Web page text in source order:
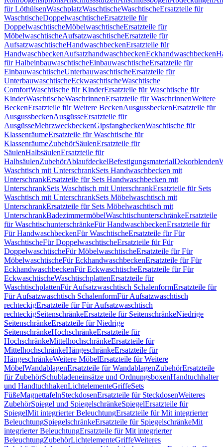
für LöthülsenWaschplatzWaschtischeWaschtischeErsatzteile für
WaschtischeDoppelwaschtischeErsatzteile für
DoppelwaschtischeMöbelwaschtischeErsatzteile für
MöbelwaschtischeAufsatzwaschtischeErsatzteile für
AufsatzwaschtischeHandwaschbeckenErsatzteile für
HandwaschbeckenAufsatzhandwaschbeckenEckhandwaschbecken
für HalbeinbauwaschtischeEinbauwaschtischeErsatzteile für
EinbauwaschtischeUnterbauwaschtischeErsatzteile für
UnterbauwaschtischeEckwaschtischeWaschtische
ComfortWaschtische für KinderErsatzteile für Waschtische für
KinderWaschtischeWaschrinnenErsatzteile für WaschrinnenWeitere
BeckenErsatzteile für Weitere BeckenAusgussbeckenErsatzteile für
AusgussbeckenAusgüsseErsatzteile für
AusgüsseMehrzweckbeckenGipsfangbeckenWaschtische für
KlassenräumeErsatzteile für Waschtische für
KlassenräumeZubehörSäulenErsatzteile für
SäulenHalbsäulenErsatzteile für
HalbsäulenZubehörAblaufdeckelBefestigungsmaterialDekorblenden
Waschtisch mit UnterschrankSets Handwaschbecken mit
UnterschrankErsatzteile für Sets Handwaschbecken mit
UnterschrankSets Waschtisch mit UnterschrankErsatzteile für Sets
Waschtisch mit UnterschrankSets Möbelwaschtisch mit
UnterschrankErsatzteile für Sets Möbelwaschtisch mit
UnterschrankBadezimmermöbelWaschtischunterschränkeErsatzteile
für WaschtischunterschränkeFür HandwaschbeckenErsatzteile für
Für HandwaschbeckenFür WaschtischeErsatzteile für Für
WaschtischeFür DoppelwaschtischeErsatzteile für Für
DoppelwaschtischeFür MöbelwaschtischeErsatzteile für Für
MöbelwaschtischeFür EckhandwaschbeckenErsatzteile für Für
EckhandwaschbeckenFür EckwaschtischeErsatzteile für Für
EckwaschtischeWaschtischplattenErsatzteile für
WaschtischplattenFür Aufsatzwaschtisch SchalenformErsatzteile für
Für Aufsatzwaschtisch SchalenformFür Aufsatzwaschtisch
rechteckigErsatzteile für Für Aufsatzwaschtisch
rechteckigSeitenschränkeErsatzteile für SeitenschränkeNiedrige
SeitenschränkeErsatzteile für Niedrige
SeitenschränkeHochschränkeErsatzteile für
HochschränkeMittelhochschränkeErsatzteile für
MittelhochschränkeHängeschränkeErsatzteile für
HängeschränkeWeitere MöbelErsatzteile für Weitere
MöbelWandablagenErsatzteile für WandablagenZubehörErsatzteile
für ZubehörSchubladeneinsätze und OrdnungsboxenHandtuchhalter
und HandtuchhakenLichtelementeGriffeSets
FüßeMagnettafelnSteckdosenErsatzteile für SteckdosenWeiteres
ZubehörSpiegel und SpiegelschränkeSpiegelErsatzteile für
SpiegelMit integrierter BeleuchtungErsatzteile für Mit integrierter
BeleuchtungSpiegelschränkeErsatzteile für SpiegelschränkeMit
integrierter BeleuchtungErsatzteile für Mit integrierter
BeleuchtungZubehörLichtelementeGriffeWeiteres